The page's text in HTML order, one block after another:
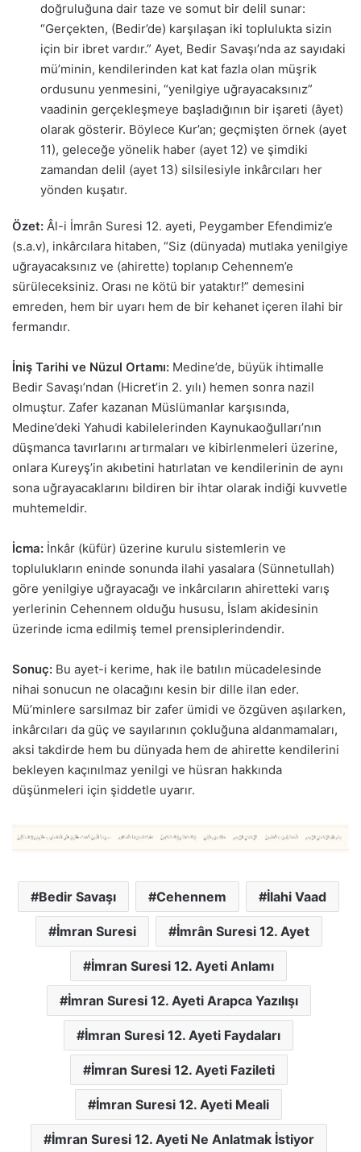
doğruluğuna dair taze ve somut bir delil sunar:
“Gerçekten, (Bedir’de) karşılaşan iki toplulukta sizin
için bir ibret vardır.” Ayet, Bedir Savaşı’nda az sayıdaki
mü’minin, kendilerinden kat kat fazla olan müşrik
ordusunu yenmesini, “yenilgiye uğrayacaksınız”
vaadinin gerçekleşmeye başladığının bir işareti (âyet)
olarak gösterir. Böylece Kur’an; geçmişten örnek (ayet
11), geleceğe yönelik haber (ayet 12) ve şimdiki
zamandan delil (ayet 13) silsilesiyle inkârcıları her
yönden kuşatır.
Özet: Âl-i İmrân Suresi 12. ayeti, Peygamber Efendimiz’e
(s.a.v), inkârcılara hitaben, “Siz (dünyada) mutlaka yenilgiye
uğrayacaksınız ve (ahirette) toplanıp Cehennem’e
sürüleceksiniz. Orası ne kötü bir yataktır!” demesini
emreden, hem bir uyarı hem de bir kehanet içeren ilahi bir
fermandır.
İniş Tarihi ve Nüzul Ortamı: Medine’de, büyük ihtimalle
Bedir Savaşı’ndan (Hicret’in 2. yılı) hemen sonra nazil
olmuştur. Zafer kazanan Müslümanlar karşısında,
Medine’deki Yahudi kabilelerinden Kaynukaoğulları’nın
düşmanca tavırlarını artırmaları ve kibirlenmeleri üzerine,
onlara Kureyş’in akıbetini hatırlatan ve kendilerinin de aynı
sona uğrayacaklarını bildiren bir ihtar olarak indiği kuvvetle
muhtemeldir.
İcma: İnkâr (küfür) üzerine kurulu sistemlerin ve
toplulukların eninde sonunda ilahi yasalara (Sünnetullah)
göre yenilgiye uğrayacağı ve inkârcıların ahiretteki varış
yerlerinin Cehennem olduğu hususu, İslam akidesinin
üzerinde icma edilmiş temel prensiplerindendir.
Sonuç: Bu ayet-i kerime, hak ile batılın mücadelesinde
nihai sonucun ne olacağını kesin bir dille ilan eder.
Mü’minlere sarsılmaz bir zafer ümidi ve özgüven aşılarken,
inkârcıları da güç ve sayılarının çokluğuna aldanmamaları,
aksi takdirde hem bu dünyada hem de ahirette kendilerini
bekleyen kaçınılmaz yenilgi ve hüsran hakkında
düşünmeleri için şiddetle uyarır.
Bedir Savaşı Cehennem İlahi Vaad
İmran Suresi İmrân Suresi 12. Ayet
İmran Suresi 12. Ayeti Anlamı
İmran Suresi 12. Ayeti Arapca Yazılışı
İmran Suresi 12. Ayeti Faydaları
İmran Suresi 12. Ayeti Fazileti
İmran Suresi 12. Ayeti Meali
İmran Suresi 12. Ayeti Ne Anlatmak İstiyor